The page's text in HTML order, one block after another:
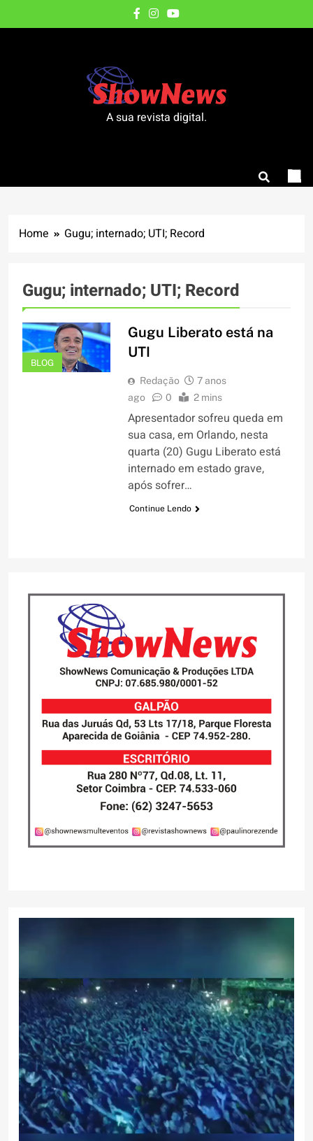
to
A sua revista digital.
Home Gugu; internado; UTI; Record
Gugu; internado; UTI; Record
BLOG
Gugu Liberato está na
UTI
Redação
7 anos
ago
0 2 mins
Apresentador sofreu queda em
sua casa, em Orlando, nesta
quarta (20) Gugu Liberato está
internado em estado grave,
após sofrer…
Continue Lendo